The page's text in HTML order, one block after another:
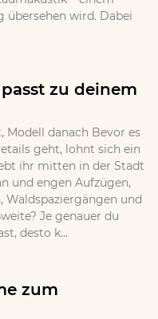
übersehen wird. Dabei
zu deinem
danach Bevor es
geht, lohnt sich ein
ihr mitten in der Stadt
und engen Aufzügen,
und
Je genauer du
desto k...
zum